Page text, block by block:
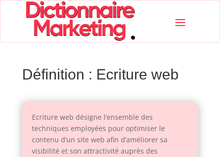
Définition : Ecriture web
Ecriture web désigne l’ensemble des
techniques employées pour optimiser le
contenu d’un site web afin d’améliorer sa
visibilité et son attractivité auprès des